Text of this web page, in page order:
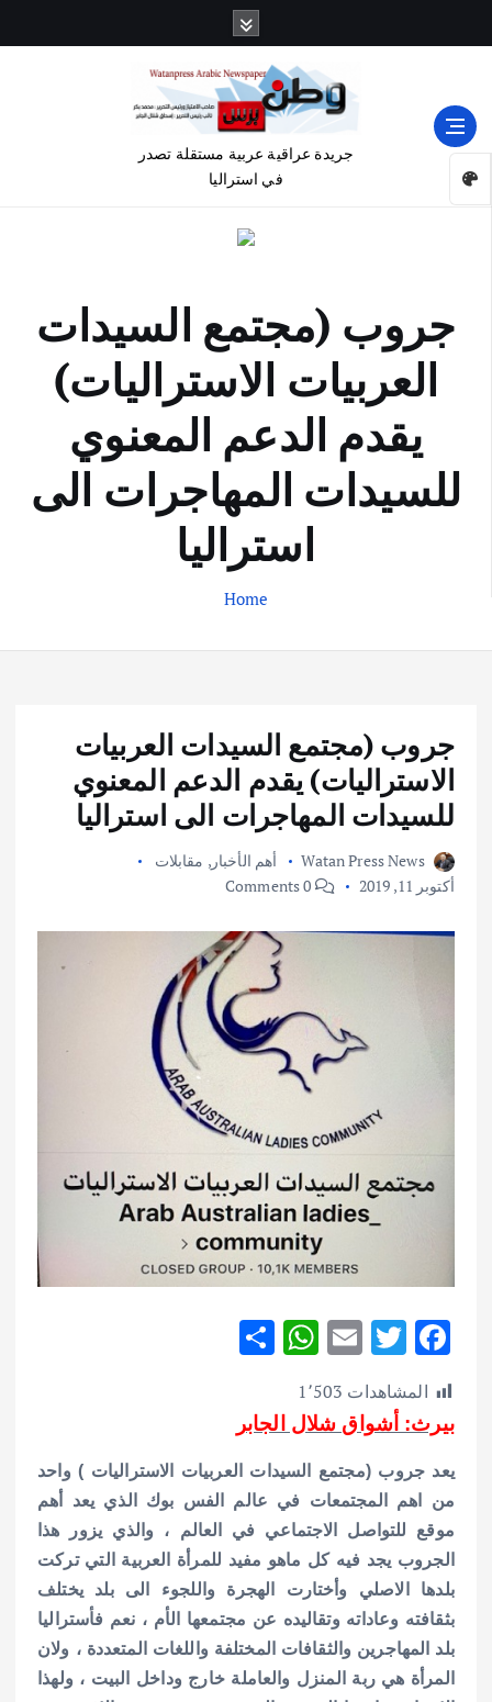
جريدة عراقية عربية مستقلة تصدر
في استراليا
جروب (مجتمع السيدات
العربيات الاستراليات)
يقدم الدعم المعنوي
للسيدات المهاجرات الى
استراليا
Home
جروب (مجتمع السيدات العربيات
الاستراليات) يقدم الدعم المعنوي
للسيدات المهاجرات الى استراليا
Watan Press News أهم الأخبار, مقابلات
أكتوبر 11, 2019
F
ac
e
b
o
o
k
T
w
it
te
r
E
m
ai
l
W
at
s
A
p
p
e
المشاهدات 1٬503
بيرث: أشواق شلال الجابر
يعد جروب (مجتمع السيدات العربيات الاستراليات ) واحد
من اهم المجتمعات في عالم الفس بوك الذي يعد أهم
موقع للتواصل الاجتماعي في العالم ، والذي يزور هذا
الجروب يجد فيه كل ماهو مفيد للمرأة العربية التي تركت
بلدها الاصلي وأختارت الهجرة واللجوء الى بلد يختلف
بثقافته وعاداته وتقاليده عن مجتمعها الأم ، نعم فأستراليا
بلد المهاجرين والثقافات المختلفة واللغات المتعددة ، ولان
المرأة هي ربة المنزل والعاملة خارج وداخل البيت ، ولهذا